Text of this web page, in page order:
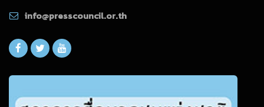
info@presscouncil.or.th